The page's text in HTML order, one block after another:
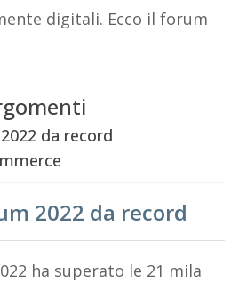
digitali. Ecco il forum
da record
2022 da record
ha superato le 21 mila